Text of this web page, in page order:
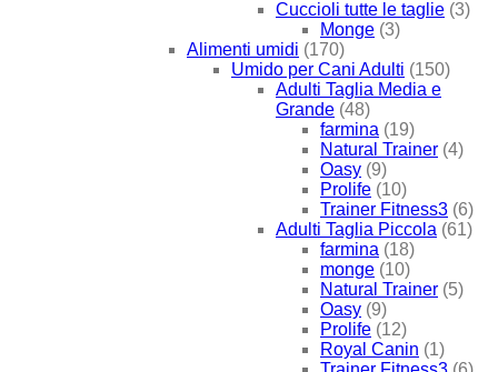
Cuccioli tutte le taglie (3)
Monge (3)
Alimenti umidi (170)
Umido per Cani Adulti (150)
Adulti Taglia Media e
Grande (48)
farmina (19)
Natural Trainer (4)
Oasy (9)
Prolife (10)
Trainer Fitness3 (6)
Adulti Taglia Piccola (61)
farmina (18)
monge (10)
Natural Trainer (5)
Oasy (9)
Prolife (12)
Royal Canin (1)